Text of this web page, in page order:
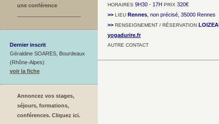
une conférence
Dernier inscrit
Géraldine SOARES, Bourdeaux
(Rhône-Alpes)
voir la fiche
Annoncez vos stages,
séjours, formations,
conférences. Cliquez ici.
HORAIRES 9H30 - 17H PRIX 320€
>> LIEU Rennes , non précisé, 35000 Rennes
>> RENSEIGNEMENT / RÉSERVATION
yogadurire.fr
AUTRE CONTACT